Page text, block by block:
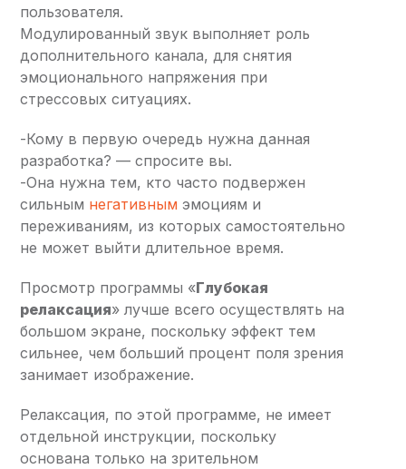
пользователя.
Модулированный звук выполняет роль
дополнительного канала, для снятия
эмоционального напряжения при
стрессовых ситуациях.
-Кому в первую очередь нужна данная
разработка? — спросите вы.
-Она нужна тем, кто часто подвержен
сильным негативным эмоциям и
переживаниям, из которых самостоятельно
не может выйти длительное время.
Просмотр программы «Глубокая
релаксация» лучше всего осуществлять на
большом экране, поскольку эффект тем
сильнее, чем больший процент поля зрения
занимает изображение.
Релаксация, по этой программе, не имеет
отдельной инструкции, поскольку
основана только на зрительном